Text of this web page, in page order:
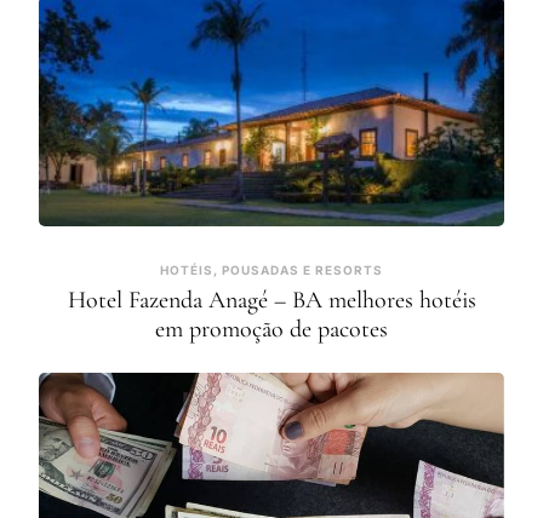
HOTÉIS, POUSADAS E RESORTS
Hotel Fazenda Anagé – BA melhores hotéis
em promoção de pacotes